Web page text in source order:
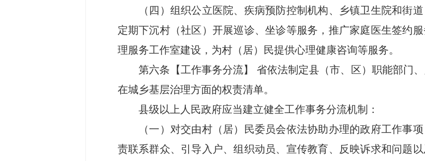
（ 四 ）组织公立医院、疾病预防控制机构、乡镇卫生院和街道
定期下沉村（社区 ） 开展巡诊、坐诊等服务，推广家庭医生签约
理服务工作室建设，为村（居）民提供心理健康咨询等服务。
第六条 【工作事务分流】
省依法制定县（市、区）职能部门
在城乡基层治理方面的权责清单。
县级以上人民政府应当建立健全工作事务分流机制：
（一）对交由村（居）民委员会依法协助办理的政府工作事
责联系群众、引导入户、组织动员、宣传教育、反映诉求和问题